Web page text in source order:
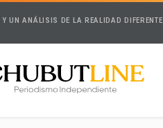
UN ANÁLISIS DE LA REALIDAD DIFERENTE